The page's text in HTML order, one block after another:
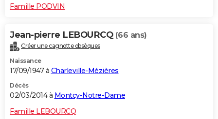
Famille PODVIN
Jean-pierre LEBOURCQ (66 ans)
Créer une cagnotte obsèques
Naissance
17/09/1947 à Charleville-Mézières
Décès
02/03/2014 à Montcy-Notre-Dame
Famille LEBOURCQ